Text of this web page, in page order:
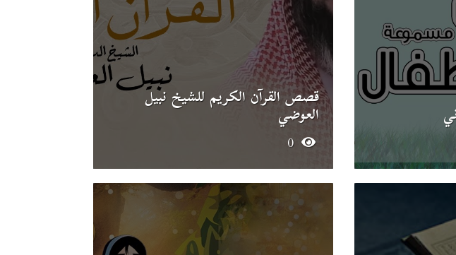
قصص القرآن الكريم للشيخ نبيل
العوضي
0